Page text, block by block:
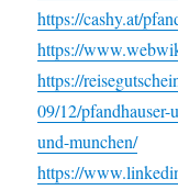
https://cashy.at/
https://
https://
09/12/
und-munchen/
https://